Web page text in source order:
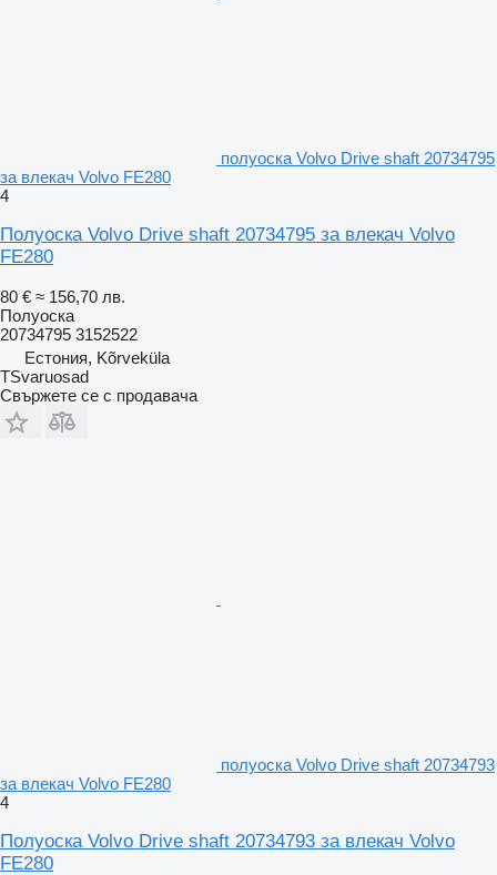
полуоска Volvo Drive shaft 20734795
за влекач Volvo FE280
4
Полуоска Volvo Drive shaft 20734795 за влекач Volvo
FE280
80 € ≈ 156,70 лв.
Полуоска
20734795 3152522
Естония, Kõrveküla
TSvaruosad
Свържете се с продавача
полуоска Volvo Drive shaft 20734793
за влекач Volvo FE280
4
Полуоска Volvo Drive shaft 20734793 за влекач Volvo
FE280